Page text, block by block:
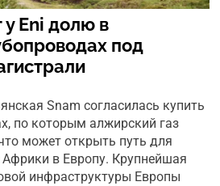
у Eni долю в
под
Snam согласилась купить
по которым алжирский газ
может открыть путь для
в Европу. Крупнейшая
инфраструктуры Европы